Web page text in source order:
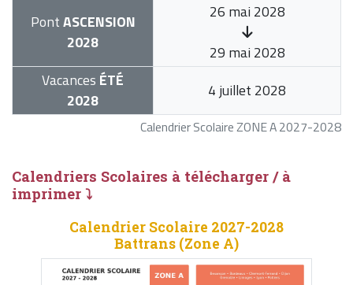
Calendrier Scolaire ZONE A 2027-2028
PontASCENSION
2028
26 mai 2028
29 mai 2028
Vacances ÉTÉ
2028
4 juillet 2028
Calendriers Scolaires à télécharger / à
imprimer ⤵
Calendrier Scolaire 2027-2028
Battrans (Zone A)